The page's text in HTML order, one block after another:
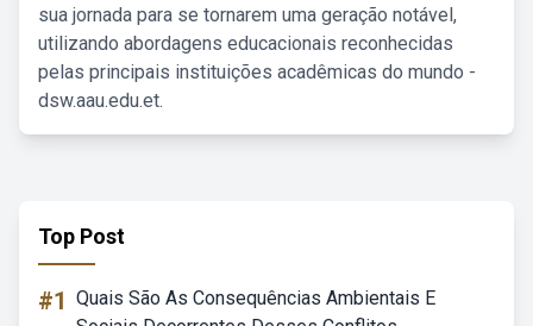
sua jornada para se tornarem uma geração notável,
utilizando abordagens educacionais reconhecidas
pelas principais instituições acadêmicas do mundo -
dsw.aau.edu.et.
Top Post
#1 Quais São As Consequências Ambientais E